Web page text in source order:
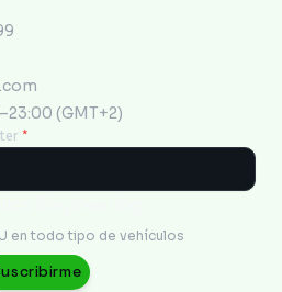
(GMT+2)
*
en todo tipo de vehículos